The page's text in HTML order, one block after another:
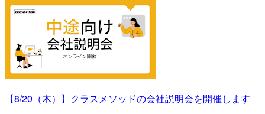
【8/20（木）】クラスメソッドの会社説明会を開催します